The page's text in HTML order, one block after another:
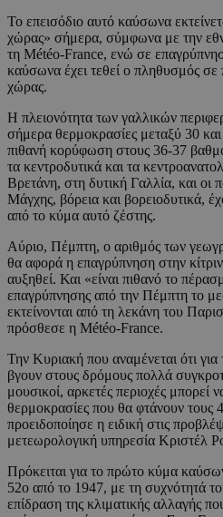
Το επεισόδιο αυτό καύσωνα
χώρας» σήμερα, σύμφωνα με την
τη Météo-France, ενώ σε
καύσωνα έχει τεθεί ο πληθυσμός
χώρας.
Η πλειονότητα των γαλλικών
σήμερα θερμοκρασίες μεταξύ 30
πιθανή κορύφωση στους 36-37
τα κεντροδυτικά και τα
Βρετάνη, στη δυτική Γαλλία, και οι
Μάγχης, βόρεια και βορειοδυτικά,
από το κύμα αυτό ζέστης.
Αύριο, Πέμπτη, ο αριθμός των
θα αφορά η επαγρύπνηση στην
αυξηθεί. Και «είναι πιθανό το
επαγρύπνησης από την Πέμπτη το
εκτείνονται από τη λεκάνη του
πρόσθεσε η Météo-France.
Την Κυριακή που αναμένεται ότι για
βγουν στους δρόμους πολλά
μουσικοί, αρκετές περιοχές μπορεί
θερμοκρασίες που θα φτάνουν τους
προειδοποίησε η ειδική στις
μετεωρολογική υπηρεσία Κριστέλ
Πρόκειται για το πρώτο κύμα
52ο από το 1947, με τη συχνότητά
επίδραση της κλιματικής αλλαγής